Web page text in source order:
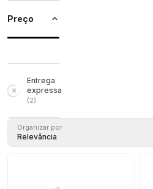
Preço
Entrega
expressa
(2)
Organizar por
Relevância